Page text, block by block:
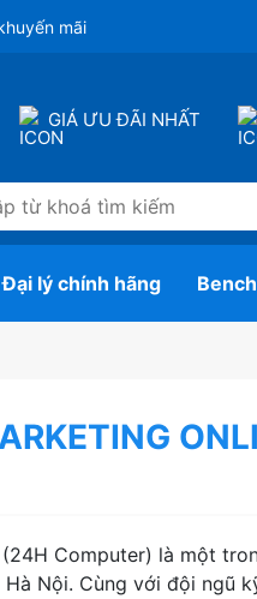
mãi
GIÁ ƯU ĐÃI NHẤT
Đại lý chính hãng
Computer) là một
Nội. Cùng với đội ngũ